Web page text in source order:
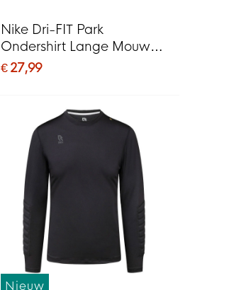
Nike Dri-FIT Park
Ondershirt Lange Mouwen
Geel Zwart
€ 27,99
Nieuw